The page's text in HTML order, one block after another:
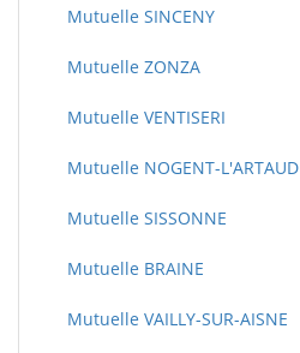
Mutuelle SINCENY
Mutuelle ZONZA
Mutuelle VENTISERI
Mutuelle NOGENT-L'ARTAUD
Mutuelle SISSONNE
Mutuelle BRAINE
Mutuelle VAILLY-SUR-AISNE